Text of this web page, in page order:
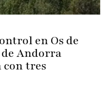
en Os de
Andorra
tres